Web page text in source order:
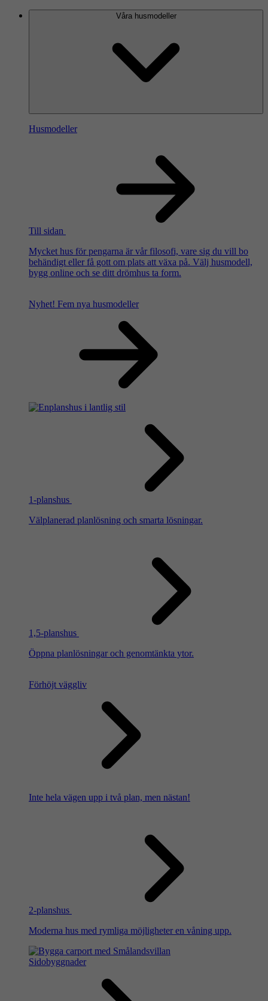
Våra husmodeller
Husmodeller
Till sidan
Mycket hus för pengarna är vår filosofi, vare sig du vill bo
behändigt eller få gott om plats att växa på. Välj husmodell,
bygg online och se ditt drömhus ta form.
Nyhet! Fem nya husmodeller
1-planshus
Välplanerad planlösning och smarta lösningar.
1,5-planshus
Öppna planlösningar och genomtänkta ytor.
Förhöjt väggliv
Inte hela vägen upp i två plan, men nästan!
2-planshus
Moderna hus med rymliga möjligheter en våning upp.
Sidobyggnader